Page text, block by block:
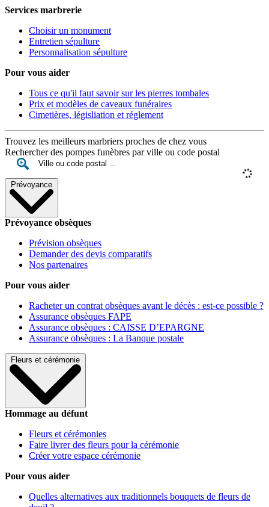
Services marbrerie
Choisir un monument
Entretien sépulture
Personnalisation sépulture
Pour vous aider
Tous ce qu'il faut savoir sur les pierres tombales
Prix et modèles de caveaux funéraires
Cimetières, législiation et réglement
Trouvez les meilleurs marbriers proches de chez vous
Rechercher des pompes funèbres par ville ou code postal
Prévoyance
Prévoyance obsèques
Prévision obsèques
Demander des devis comparatifs
Nos partenaires
Pour vous aider
Racheter un contrat obsèques avant le décès : est-ce possible ?
Assurance obsèques FAPE
Assurance obsèques : CAISSE D’EPARGNE
Assurance obsèques : La Banque postale
Fleurs et cérémonie
Hommage au défunt
Fleurs et cérémonies
Faire livrer des fleurs pour la cérémonie
Créer votre espace cérémonie
Pour vous aider
Quelles alternatives aux traditionnels bouquets de fleurs de